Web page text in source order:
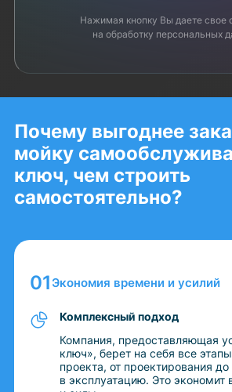
Нажимая кнопку Вы даете свое
на обработку персональных
Почему выгоднее
мойку
ключ, чем строить
самостоятельно?
Экономия времени и усилий
Комплексный подход
Компания, предоставляющая
ключ», берет на себя все
проекта, от проектирования до
в эксплуатацию. Это экономит